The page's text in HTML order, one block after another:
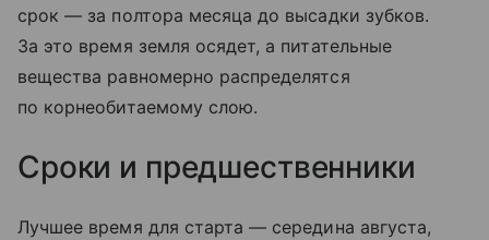
срок — за полтора месяца до высадки зубков.
За это время земля осядет, а питательные
вещества равномерно распределятся
по корнеобитаемому слою.
Сроки и предшественники
Лучшее время для старта — середина августа,